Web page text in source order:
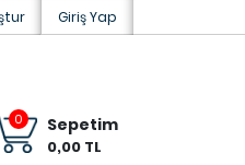
Giriş Yap
0 Sepetim
0,00 TL